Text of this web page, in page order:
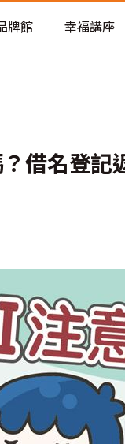
牌館 幸福講座
借名登記